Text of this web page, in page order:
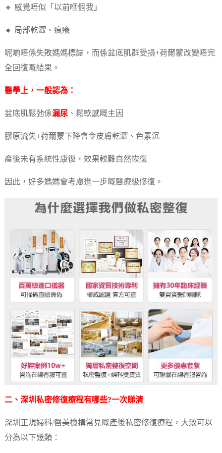
🔹 感覺唔似「以前嗰個我」
🔹 局部乾澀、痕癢
呢啲唔係失敗媽媽標誌，而係盆底肌群受損+荷爾蒙改變唔完
全回復嘅結果。
醫學上，一般認為：
盆底肌鬆弛係漏尿、鬆軟感嘅主因
膠原流失+荷爾蒙下降會令皮膚乾澀、色素沉
產後未有系統性康復，效果較難自然恢復
因此，好多媽媽會考慮進一步嘅醫療級修復。
二、深圳私密修復療程有哪些?一次睇清
深圳正規婦科/醫美機構常見嘅產後私密修復療程，大致可以
分為以下幾類：